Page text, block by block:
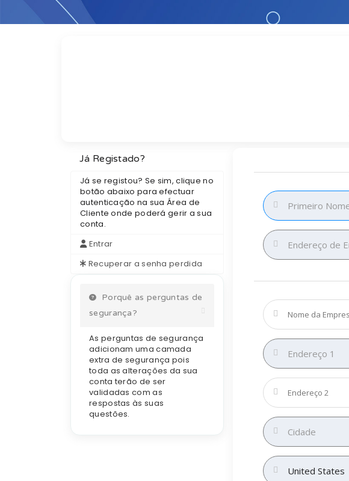
Já Registado?
Já se registou? Se sim, clique no
botão abaixo para efectuar
autenticação na sua Área de
Cliente onde poderá gerir a sua
conta.
Entrar
Recuperar a senha perdida
Porquê as perguntas de
segurança?
As perguntas de segurança
adicionam uma camada
extra de segurança pois
toda as alterações da sua
conta terão de ser
validadas com as
respostas às suas
questões.